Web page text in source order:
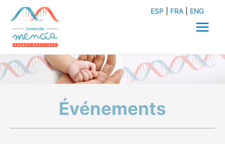
contenu
ESP FRA ENG
Main
Menu
Événements